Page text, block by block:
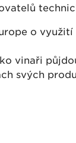
o
vinaři
svých